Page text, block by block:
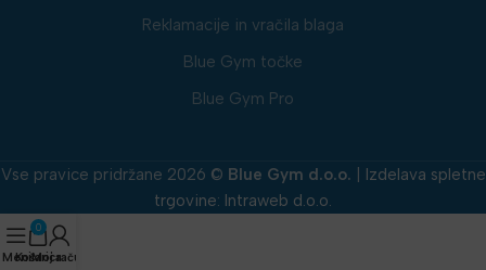
Reklamacije in vračila blaga
Blue Gym točke
Blue Gym Pro
Vse pravice pridržane 2026 © Blue Gym d.o.o.
Izdelava spletne
trgovine: Intraweb d.o.o.
Meni
0
Košarica
Moj račun